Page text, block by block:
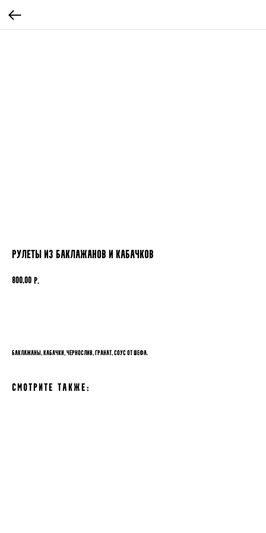
Рулеты из баклажанов и кабачков
800,00 р.
Баклажаны, кабачки, чернослив, гранат, соус от шефа.
Смотрите также: